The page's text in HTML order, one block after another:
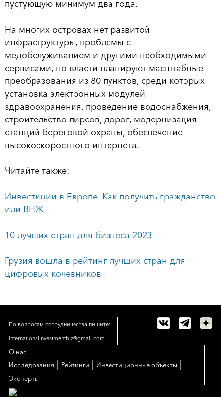
пустующую минимум два года.
На многих островах нет развитой
инфраструктуры, проблемы с
медобслуживанием и другими необходимыми
сервисами, но власти планируют масштабные
преобразования из 80 пунктов, среди которых
установка электронных модулей
здравоохранения, проведение водоснабжения,
строительство пирсов, дорог, модернизация
станций береговой охраны, обеспечение
высокоскоростного интернета.
Читайте также:
Инвестиции в Европе. Как получить гражданство
или ВНЖ
10 лучших стран для бизнеса 2023
Грузия вошла в рейтинг лучших стран для
цифровых кочевников
По вопросам сотрудничества пишите:
internationalinvestmentbiz@gmail.com
О нас
Исследования
Рейтинги Инвестиционные объекты
Эксперты